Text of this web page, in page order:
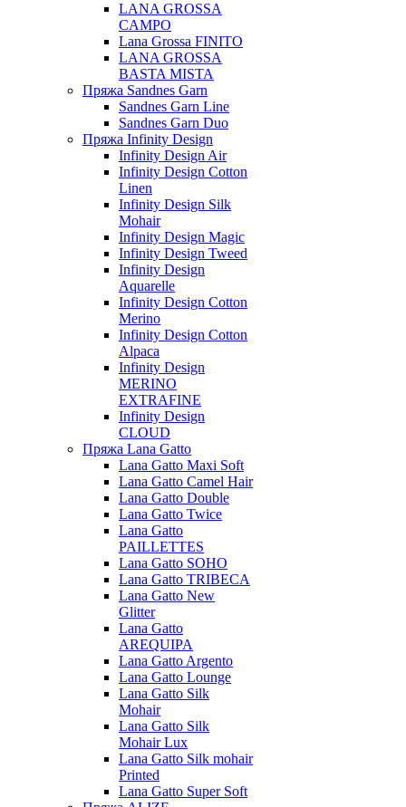
LANA GROSSA
CAMPO
Lana Grossa FINITO
LANA GROSSA
BASTA MISTA
Пряжа Sandnes Garn
Sandnes Garn Line
Sandnes Garn Duo
Пряжа Infinity Design
Infinity Design Air
Infinity Design Cotton
Linen
Infinity Design Silk
Mohair
Infinity Design Magic
Infinity Design Tweed
Infinity Design
Aquarelle
Infinity Design Cotton
Merino
Infinity Design Cotton
Alpaca
Infinity Design
MERINO
EXTRAFINE
Infinity Design
CLOUD
Пряжа Lana Gatto
Lana Gatto Maxi Soft
Lana Gatto Camel Hair
Lana Gatto Double
Lana Gatto Twice
Lana Gatto
PAILLETTES
Lana Gatto SOHO
Lana Gatto TRIBECA
Lana Gatto New
Glitter
Lana Gatto
AREQUIPA
Lana Gatto Argento
Lana Gatto Lounge
Lana Gatto Silk
Mohair
Lana Gatto Silk
Mohair Lux
Lana Gatto Silk mohair
Printed
Lana Gatto Super Soft